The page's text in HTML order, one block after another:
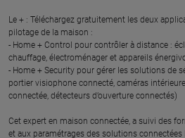
Le + : Téléchargez gratuitement les deux
pilotage de la maison :
- Home + Control pour contrôler à distance :
chauffage, électroménager et appareils
- Home + Security pour gérer les solutions de
portier visiophone connecté, caméras
connectée, détecteurs d’ouverture connectés)
Cet expert en maison connectée, a suivi des
et aux paramétrages des solutions connectées